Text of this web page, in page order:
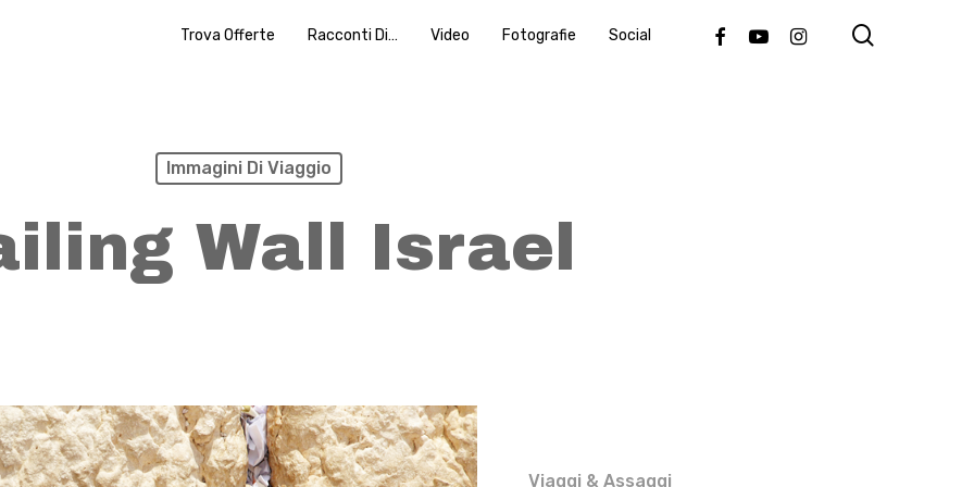
Trova Offerte Racconti Di… Video Fotografie Social FacebookYoutubeInstagram
Immagini Di Viaggio
Wall Israel
Viaggi & Assaggi